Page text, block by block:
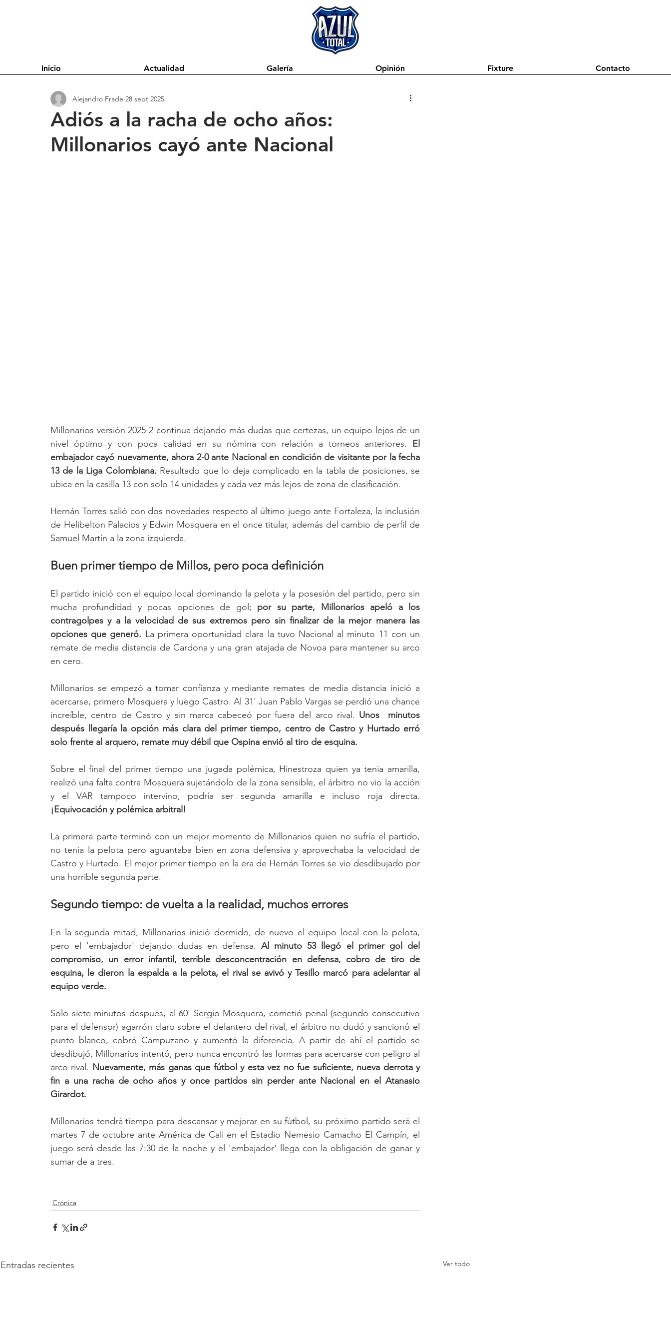
Inicio Actualidad Galería Opinión Fixture Contacto
Adiós a la racha de ocho años:
Millonarios cayó ante Nacional
Alejandro Frade 28 sept 2025
Millonarios versión 2025-2 continua dejando más dudas que certezas, un equipo lejos de un
nivel óptimo y con poca calidad en su nómina con relación a torneos anteriores. El
embajador cayó nuevamente, ahora 2-0 ante Nacional en condición de visitante por la fecha
13 de la Liga Colombiana. Resultado que lo deja complicado en la tabla de posiciones, se
ubica en la casilla 13 con solo 14 unidades y cada vez más lejos de zona de clasificación.
Hernán Torres salió con dos novedades respecto al último juego ante Fortaleza, la inclusión
de Helibelton Palacios y Edwin Mosquera en el once titular, además del cambio de perfil de
Samuel Martín a la zona izquierda.
Buen primer tiempo de Millos, pero poca definición
El partido inició con el equipo local dominando la pelota y la posesión del partido, pero sin
mucha profundidad y pocas opciones de gol; por su parte, Millonarios apeló a los
contragolpes y a la velocidad de sus extremos pero sin finalizar de la mejor manera las
opciones que generó. La primera oportunidad clara la tuvo Nacional al minuto 11 con un
remate de media distancia de Cardona y una gran atajada de Novoa para mantener su arco
en cero.
Millonarios se empezó a tomar confianza y mediante remates de media distancia inició a
acercarse, primero Mosquera y luego Castro. Al 31' Juan Pablo Vargas se perdió una chance
increíble, centro de Castro y sin marca cabeceó por fuera del arco rival. Unos  minutos
después llegaría la opción más clara del primer tiempo, centro de Castro y Hurtado erró
solo frente al arquero, remate muy débil que Ospina envió al tiro de esquina.
Sobre el final del primer tiempo una jugada polémica, Hinestroza quien ya tenia amarilla,
realizó una falta contra Mosquera sujetándolo de la zona sensible, el árbitro no vio la acción
¡Equivocación y polémica arbitral!
La primera parte terminó con un mejor momento de Millonarios quien no sufría el partido,
no tenia la pelota pero aguantaba bien en zona defensiva y aprovechaba la velocidad de
Castro y Hurtado. El mejor primer tiempo en la era de Hernán Torres se vio desdibujado por
una horrible segunda parte.
Segundo tiempo: de vuelta a la realidad, muchos errores
En la segunda mitad, Millonarios inició dormido, de nuevo el equipo local con la pelota,
pero el 'embajador' dejando dudas en defensa. Al minuto 53 llegó el primer gol del
compromiso, un error infantil, terrible desconcentración en defensa, cobro de tiro de
esquina, le dieron la espalda a la pelota, el rival se avivó y Tesillo marcó para adelantar al
equipo verde.
Solo siete minutos después, al 60' Sergio Mosquera, cometió penal (segundo consecutivo
para el defensor) agarrón claro sobre el delantero del rival, el árbitro no dudó y sancionó el
punto blanco, cobró Campuzano y aumentó la diferencia. A partir de ahí el partido se
desdibujó, Millonarios intentó, pero nunca encontró las formas para acercarse con peligro al
arco rival. Nuevamente, más ganas que fútbol y esta vez no fue suficiente, nueva derrota y
fin a una racha de ocho años y once partidos sin perder ante Nacional en el Atanasio
Girardot.
Millonarios tendrá tiempo para descansar y mejorar en su fútbol, su próximo partido será el
martes 7 de octubre ante América de Cali en el Estadio Nemesio Camacho El Campín, el
juego será desde las 7:30 de la noche y el 'embajador' llega con la obligación de ganar y
sumar de a tres.
Crónica
Entradas recientes Ver todo